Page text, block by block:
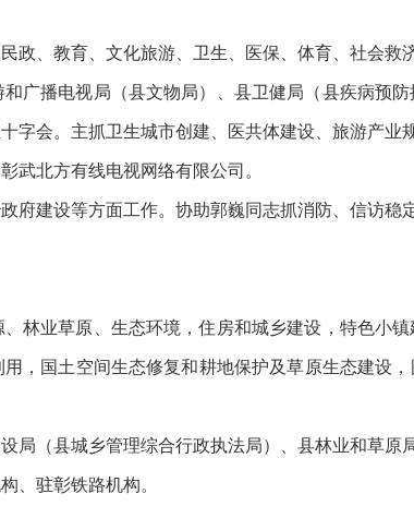
政、教育、文化旅游、卫生、医保、体育、社会救
广播电视局（县文物局）、县卫健局（县疾病预
字会。主抓卫生城市创建、医共体建设、旅游产业
武北方有线电视网络有限公司。
府建设等方面工作。协助郭巍同志抓消防、信访稳
、林业草原、生态环境，住房和城乡建设，特色小
，国土空间生态修复和耕地保护及草原生态建设
局（县城乡管理综合行政执法局）、县林业和草原
、驻彰铁路机构。